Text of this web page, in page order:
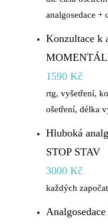
analgosedace +
Konzultace k
1590 Kč
rtg, vyšetření,
ošetření, délka
Hluboká
STOP STAV
3000 Kč
každých